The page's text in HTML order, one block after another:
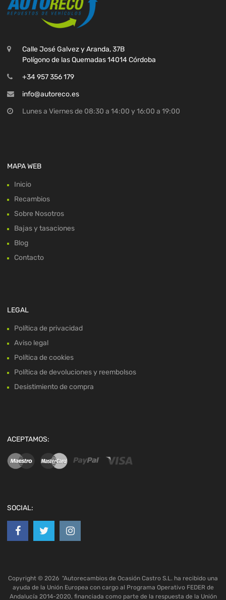
Calle José Galvez y Aranda, 37B
Polígono de las Quemadas 14014 Córdoba
+34 957 356 179
info@autoreco.es
Lunes a Viernes de 08:30 a 14:00 y 16:00 a 19:00
MAPA WEB
Inicio
Recambios
Sobre Nosotros
Bajas y tasaciones
Blog
Contacto
LEGAL
Política de privacidad
Aviso legal
Política de cookies
Política de devoluciones y reembolsos
Desistimiento de compra
ACEPTAMOS:
SOCIAL:
Copyright © 2026 "Autorecambios de Ocasión Castro S.L. ha recibido una
ayuda de la Unión Europea con cargo al Programa Operativo FEDER de
Andalucía 2014-2020, financiada como parte de la respuesta de la Unión